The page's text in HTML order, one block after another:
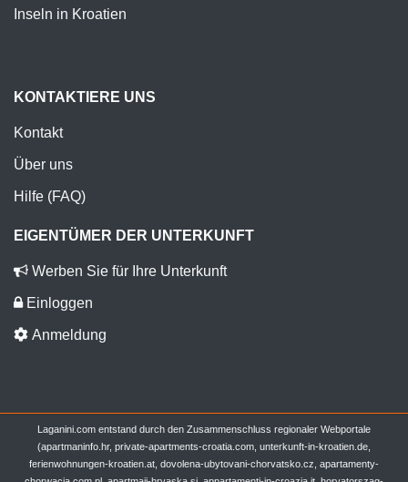
Inseln in Kroatien
KONTAKTIERE UNS
Kontakt
Über uns
Hilfe (FAQ)
EIGENTÜMER DER UNTERKUNFT
Werben Sie für Ihre Unterkunft
Einloggen
Anmeldung
Laganini.com entstand durch den Zusammenschluss regionaler Webportale
(apartmaninfo.hr, private-apartments-croatia.com, unterkunft-in-kroatien.de,
ferienwohnungen-kroatien.at, dovolena-ubytovani-chorvatsko.cz, apartamenty-